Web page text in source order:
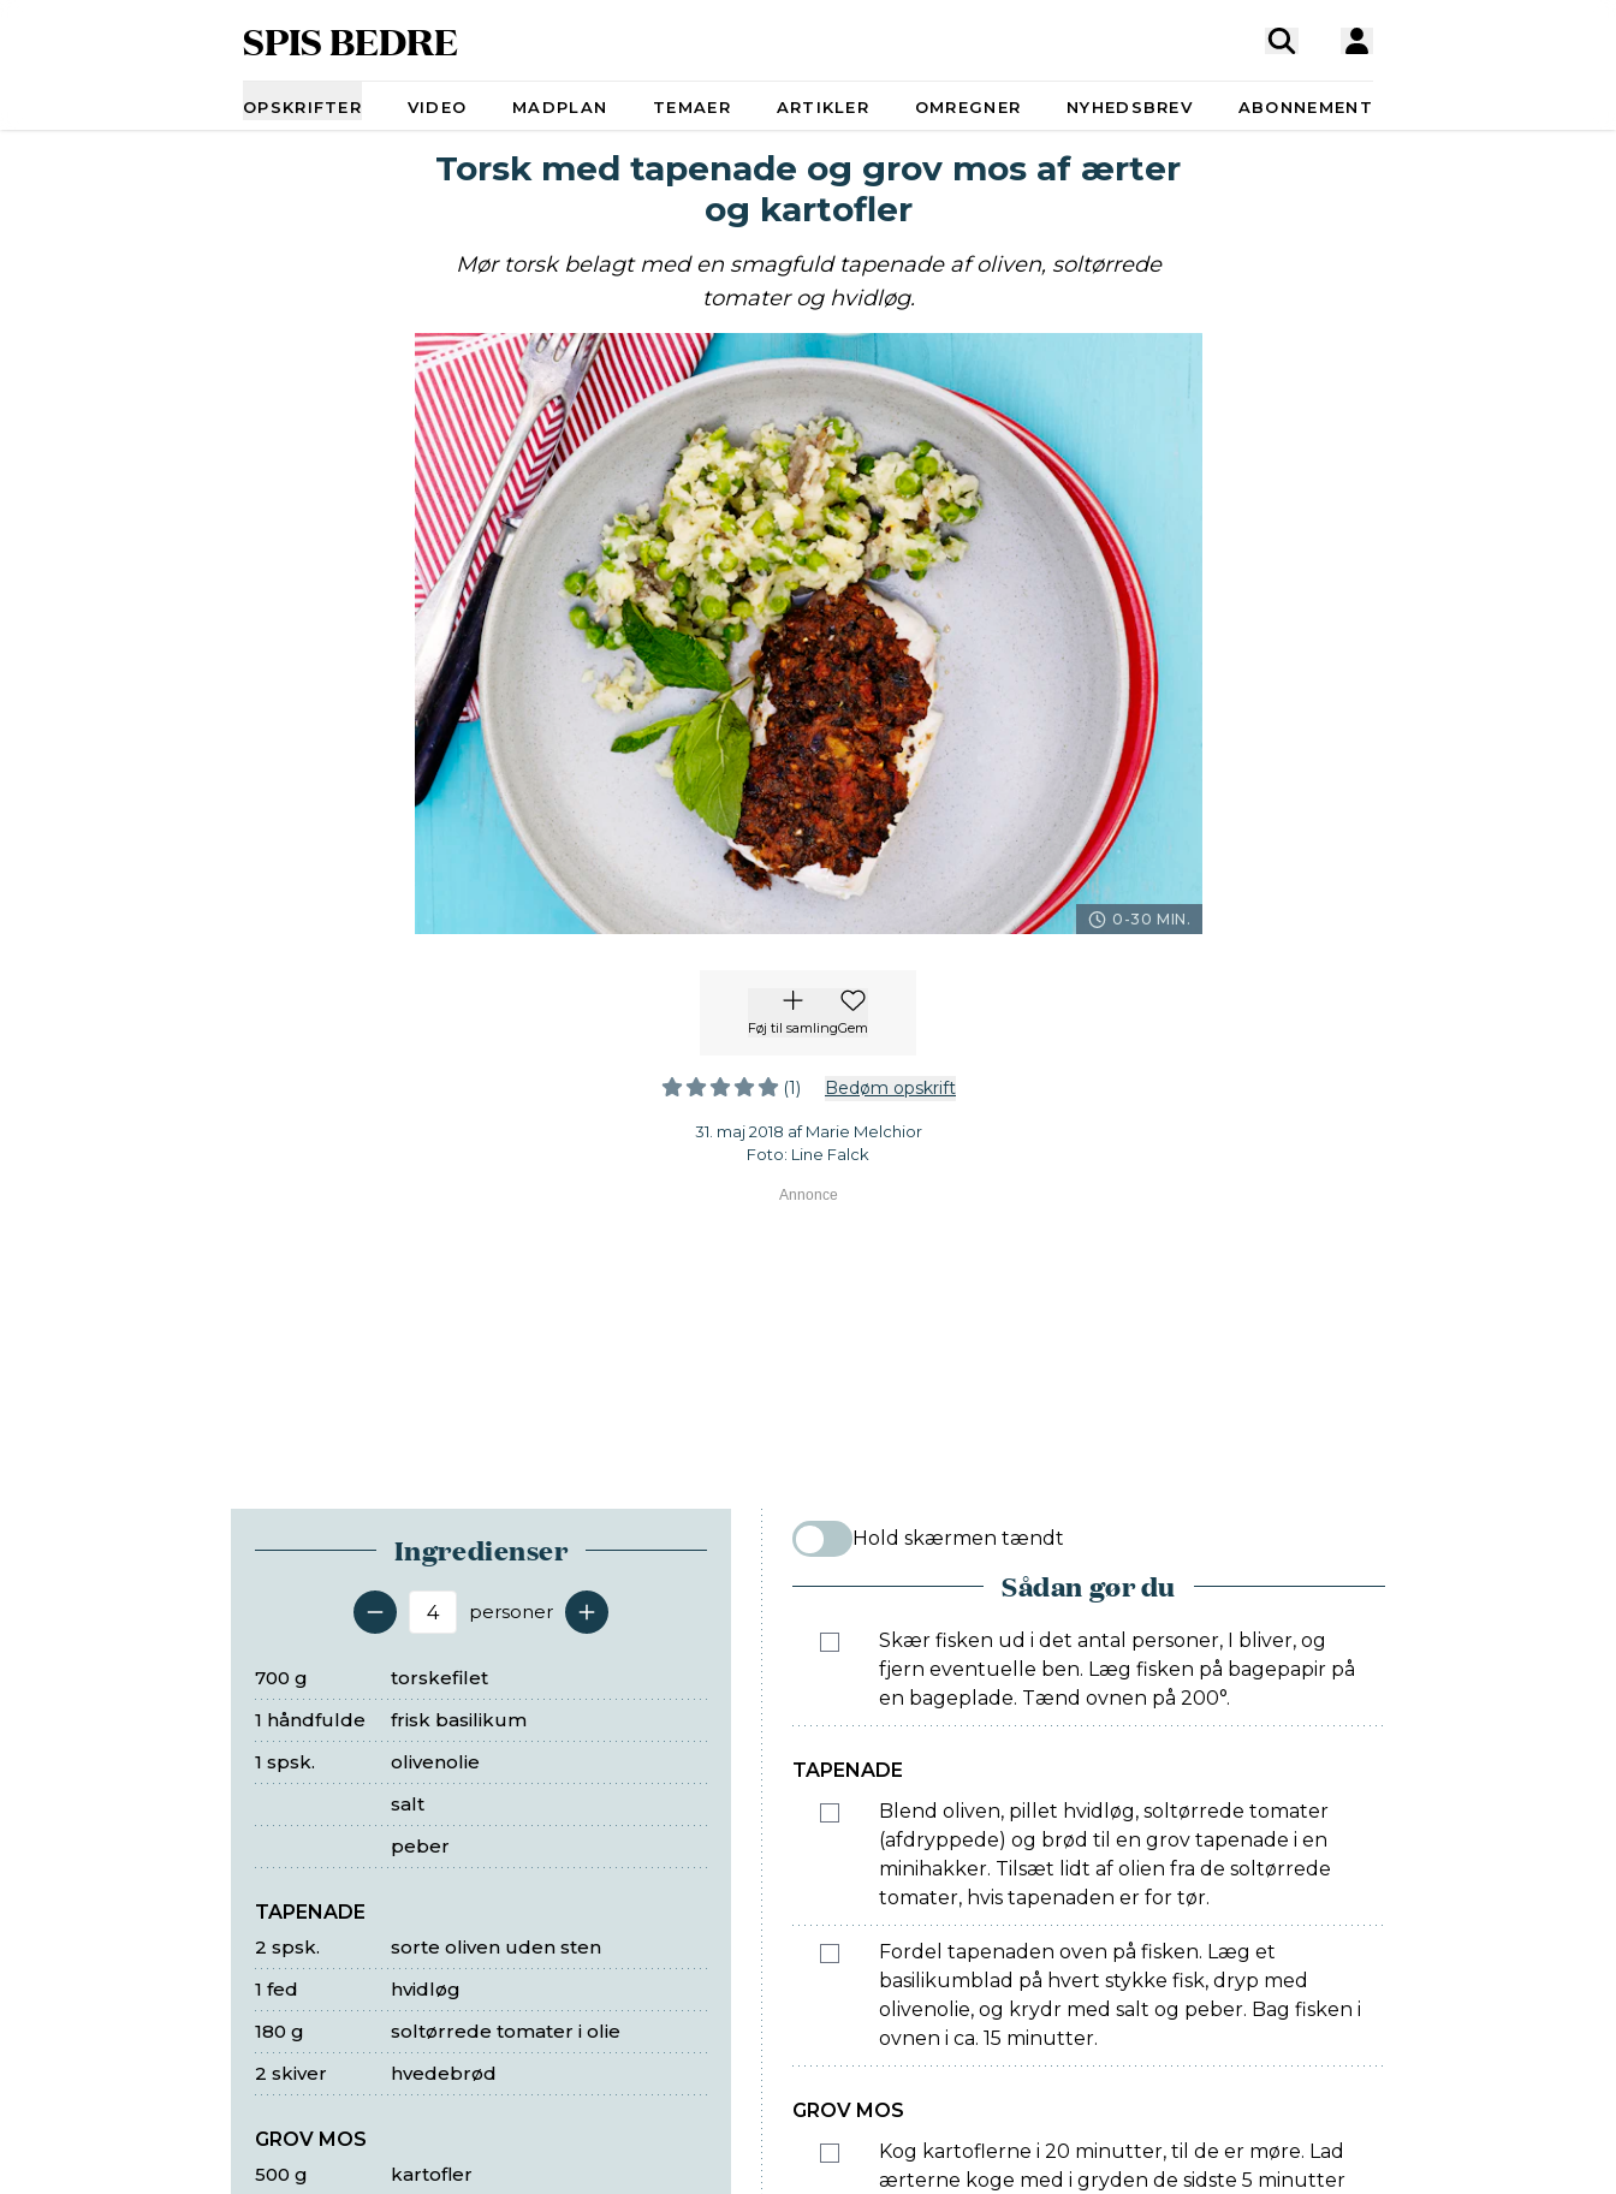
SPIS BEDRE
OPSKRIFTER VIDEO MADPLAN TEMAER ARTIKLER OMREGNER NYHEDSBREV ABONNEMENT
Torsk med tapenade og grov mos af ærter
og kartofler
Mør torsk belagt med en smagfuld tapenade af oliven, soltørrede
tomater og hvidløg.
0-30 MIN.
Føj til samlingGem
(1) Bedøm opskrift
31. maj 2018 af Marie Melchior
Foto: Line Falck
Ingredienser
Antal serveringer
personer
torskefilet
700 g
frisk basilikum
1 håndfulde
olivenolie
1 spsk.
salt
peber
TAPENADE
sorte oliven uden sten
2 spsk.
hvidløg
1 fed
soltørrede tomater i olie
180 g
hvedebrød
2 skiver
GROV MOS
kartofler
500 g
Hold skærmen tændt
Sådan gør du
Skær fisken ud i det antal personer, I bliver, og
fjern eventuelle ben. Læg fisken på bagepapir på
en bageplade. Tænd ovnen på 200°.
TAPENADE
Blend oliven, pillet hvidløg, soltørrede tomater
(afdryppede) og brød til en grov tapenade i en
minihakker. Tilsæt lidt af olien fra de soltørrede
tomater, hvis tapenaden er for tør.
Fordel tapenaden oven på fisken. Læg et
basilikumblad på hvert stykke fisk, dryp med
olivenolie, og krydr med salt og peber. Bag fisken i
ovnen i ca. 15 minutter.
GROV MOS
Kog kartoflerne i 20 minutter, til de er møre. Lad
ærterne koge med i gryden de sidste 5 minutter